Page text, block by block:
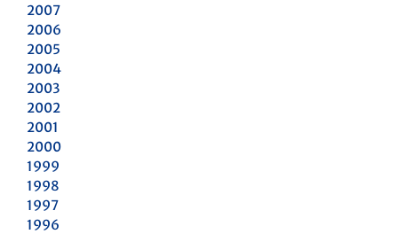
2007
2006
2005
2004
2003
2002
2001
2000
1999
1998
1997
1996